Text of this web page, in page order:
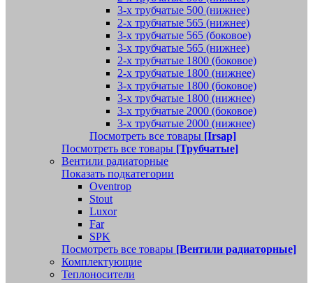
3-х трубчатые 500 (нижнее)
2-х трубчатые 565 (нижнее)
3-х трубчатые 565 (боковое)
3-х трубчатые 565 (нижнее)
2-х трубчатые 1800 (боковое)
2-х трубчатые 1800 (нижнее)
3-х трубчатые 1800 (боковое)
3-х трубчатые 1800 (нижнее)
3-х трубчатые 2000 (боковое)
3-х трубчатые 2000 (нижнее)
Посмотреть все товары [Irsap]
Посмотреть все товары [Трубчатые]
Вентили радиаторные
Показать подкатегории
Oventrop
Stout
Luxor
Far
SPK
Посмотреть все товары [Вентили радиаторные]
Комплектующие
Теплоносители